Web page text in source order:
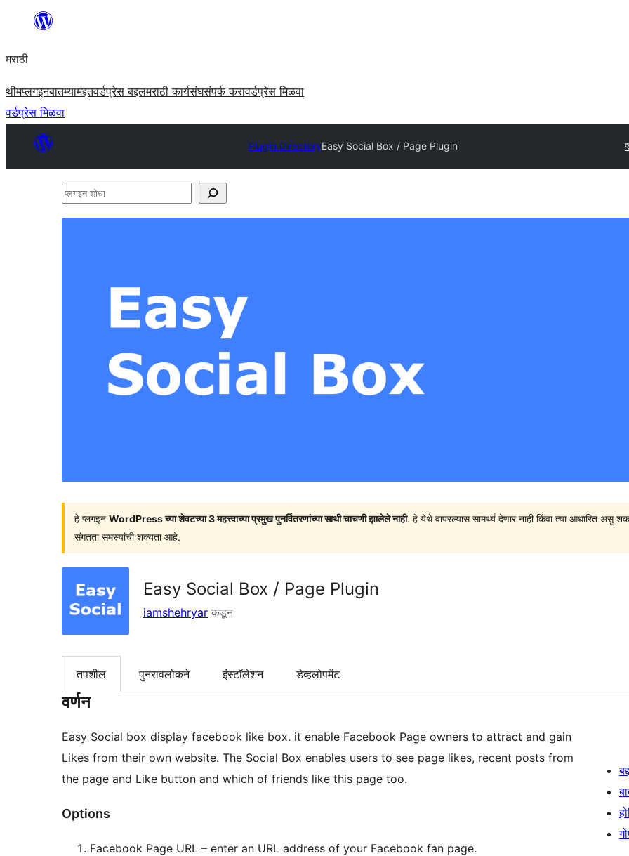
सामुग्रीवर
मराठी
थीमप्लगइनबातम्यामद्दतवर्डप्रेस बद्दलमराठी कार्यसंघसंपर्क करावर्डप्रेस मिळवा
वर्डप्रेस मिळवा
Plugin DirectoryEasy Social Box / Page Plugin
प्लगइन
हे प्लगइन WordPress च्या शेवटच्या 3 महत्त्वाच्या प्रमुख पुनर्वितरणांच्या साथी चाचणी झालेले नाही. हे येथे वापरल्यास सामर्थ्य देणार नाही किंवा त्या आधारित
संगतता समस्यांची शक्यता आहे.
Easy Social Box / Page Plugin
iamshehryar कडून
तपशील पुनरावलोकने इंस्टॉलेशन डेव्हलोपमेंट
वर्णन
Easy Social box display facebook like box. it enable Facebook Page owners to attract and gain
Likes from their own website. The Social Box enables users to see page likes, recent posts from
the page and Like button and which of friends like this page too.
Options
Facebook Page URL – enter an URL address of your Facebook fan page.